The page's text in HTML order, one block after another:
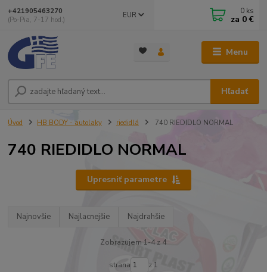
Menu
EUR
Hľadať
+421905463270
(Po-Pia, 7-17 hod.)
0 ks
za 0 €
Úvod HB BODY - autolaky riedidlá 740 RIEDIDLO NORMAL
740 RIEDIDLO NORMAL
Upresniť parametre
Najnovšie Najlacnejšie Najdrahšie
Zobrazujem 1-4 z 4
strana z 1